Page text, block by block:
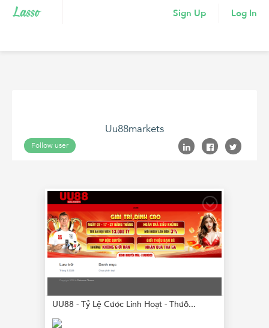
Sign Up Log In
Uu88markets
Follow user
UU88 - Tỷ Lệ Cược Linh Hoạt - Thưở...